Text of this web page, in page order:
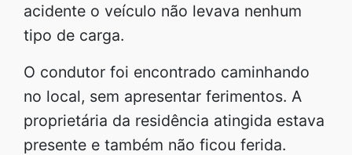
acidente o veículo não levava nenhum
tipo de carga.
O condutor foi encontrado caminhando
no local, sem apresentar ferimentos. A
proprietária da residência atingida estava
presente e também não ficou ferida.